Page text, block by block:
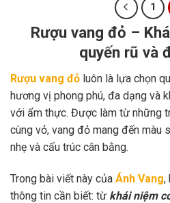
1
Rượu vang đỏ –
quyến rũ và
Rượu vang đỏ luôn là lựa chọn
hương vị phong phú, đa dạng và
với ẩm thực. Được làm từ những
cùng vỏ, vang đỏ mang đến màu
nhẹ và cấu trúc cân bằng.
Trong bài viết này của Ánh Vang,
thông tin cần biết: từ khái niệm